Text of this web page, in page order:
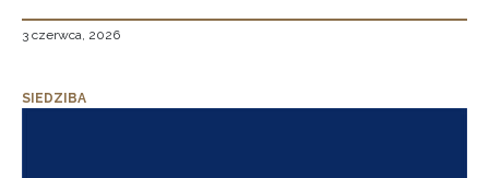
3 czerwca, 2026
SIEDZIBA